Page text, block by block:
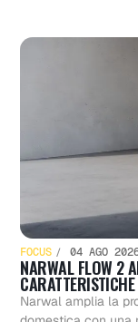
FOCUS 04 AGO
NARWAL FLOW 2
CARATTERISTICHE
Narwal amplia la